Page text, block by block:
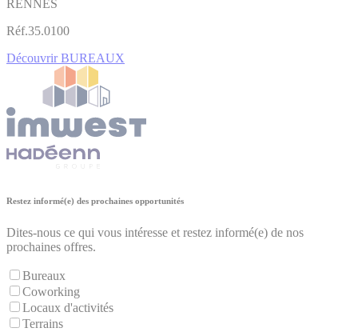
RENNES
Réf.35.0100
Découvrir BUREAUX
Restez informé(e) des prochaines opportunités
Dites-nous ce qui vous intéresse et restez informé(e) de nos
prochaines offres.
Bureaux
Coworking
Locaux d'activités
Terrains